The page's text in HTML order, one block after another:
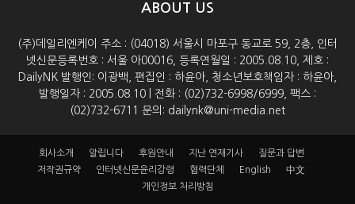
ABOUT US
(주)데일리엔케이 주소 : (04018) 서울시 마포구 동교로 59, 2층, 인터
넷신문등록번호 : 서울 아00016, 등록연월일 : 2005.08.10, 제호 :
DailyNK 발행인: 이광백, 편집인 : 하윤아, 청소년보호책임자 : 하윤아,
발행일자 : 2005.08.10 | 전화 : (02)732-6998/6999, 팩스 :
(02)732-6711 문의: dailynk@uni-media.net
회사소개 알립니다 후원안내 지난 연재기사
질문과 답변
저작권규약
인터넷신문윤리강령 협력단체 English
中文
개인정보 처리방침